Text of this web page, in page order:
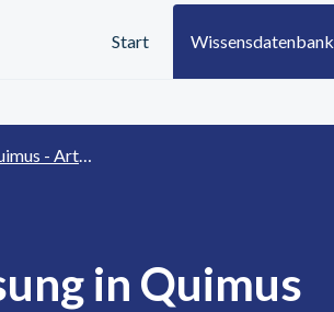
Start Wissensdatenbank
- Artikelmanagement
in Quimus